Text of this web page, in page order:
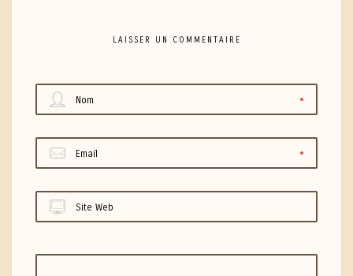
LAISSER UN COMMENTAIRE
Nom
Email
Site Web